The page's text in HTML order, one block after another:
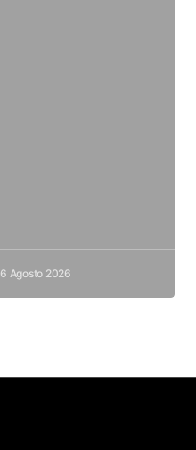
6 Agosto 2026